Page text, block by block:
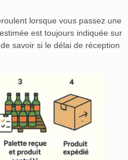
lorsque vous passez une
est toujours indiquée sur
savoir si le délai de réception